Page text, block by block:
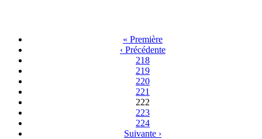
« Première
‹ Précédente
218
219
220
221
222
223
224
Suivante ›